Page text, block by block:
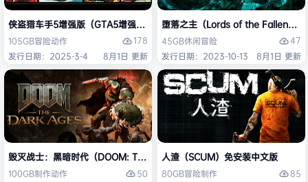
侠盗猎车手5增强版（GTA5增强版（Grand Theft Auto V Enhanced）免
105GB冒险动作
178
发行日期：2025-3-4
8月1日 更新
堕落之主（Lords of the Fallen）免
45GB休闲冒险
47
发行日期：2023-10-13
8月1日 更新
毁灭战士：黑暗时代（DOOM: The Dark Ages）免安装中文版
100GB制作动作
50
人渣（SCUM）免安装中文版
80GB冒险制作
85